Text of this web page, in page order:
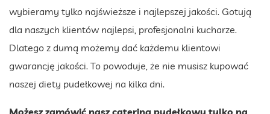
wybieramy tylko najświeższe i najlepszej jakości. Gotują
dla naszych klientów najlepsi, profesjonalni kucharze.
Dlatego z dumą możemy dać każdemu klientowi
gwarancję jakości. To powoduje, że nie musisz kupować
naszej diety pudełkowej na kilka dni.
Możesz zamówić nasz catering pudełkowy tylko na